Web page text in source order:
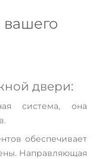
вашего
двери:
система, она
обеспечивает
Направляющая